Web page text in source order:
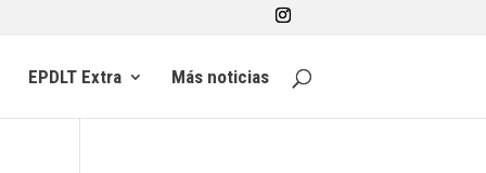
EPDLT Extra Más noticias